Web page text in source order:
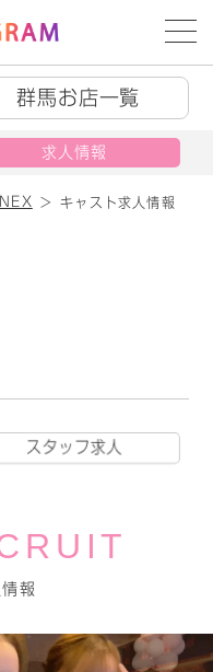
群馬お店一覧
求人情報
キャスト求人情報
スタッフ求人
報